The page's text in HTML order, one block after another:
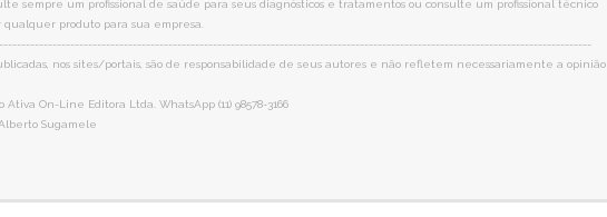
sempre um profissional de saúde para seus diagnósticos e tratamentos ou consulte um profissional técnico
produto para sua empresa.
nos sites/portais, são de responsabilidade de seus autores e não refletem necessariamente a opinião
Ativa On-Line Editora Ltda. WhatsApp (11) 98578-3166
Sugamele